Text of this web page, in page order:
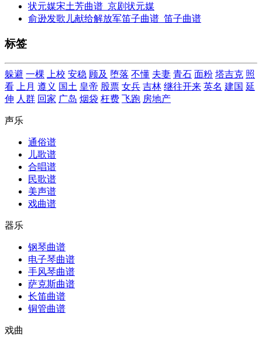
状元媒宋土芳曲谱_京剧状元媒
俞逊发歌儿献给解放军笛子曲谱_笛子曲谱
标签
躲避 一棵 上校 安稳 顾及 堕落 不懂 夫妻 青石 面粉 塔吉克 照
看
上月 遵义 国土 皇帝 股票 女兵 吉林 继往开来 英名 建国 延
伸 人群 回家 广岛 烟袋 枉费 飞跑 房地产
声乐
通俗谱
儿歌谱
合唱谱
民歌谱
美声谱
戏曲谱
器乐
钢琴曲谱
电子琴曲谱
手风琴曲谱
萨克斯曲谱
长笛曲谱
铜管曲谱
戏曲